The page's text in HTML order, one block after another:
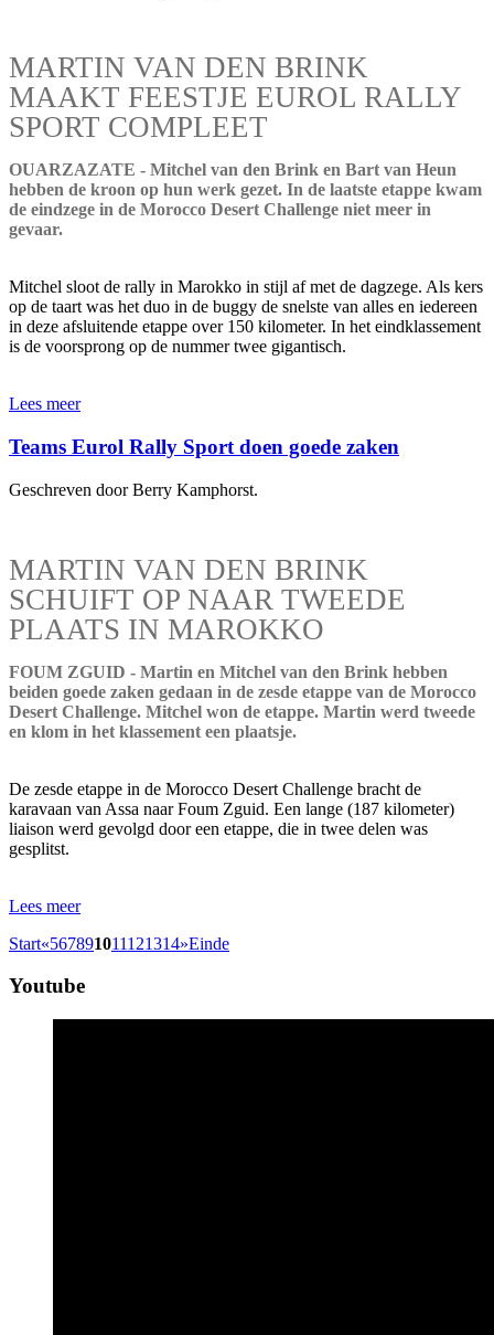
MARTIN VAN DEN BRINK
MAAKT FEESTJE EUROL RALLY
SPORT COMPLEET
OUARZAZATE - Mitchel van den Brink en Bart van Heun
hebben de kroon op hun werk gezet. In de laatste etappe kwam
de eindzege in de Morocco Desert Challenge niet meer in
gevaar.
Mitchel sloot de rally in Marokko in stijl af met de dagzege. Als kers
op de taart was het duo in de buggy de snelste van alles en iedereen
in deze afsluitende etappe over 150 kilometer. In het eindklassement
is de voorsprong op de nummer twee gigantisch.
Lees meer
Teams Eurol Rally Sport doen goede zaken
Geschreven door Berry Kamphorst.
MARTIN VAN DEN BRINK
SCHUIFT OP NAAR TWEEDE
PLAATS IN MAROKKO
FOUM ZGUID - Martin en Mitchel van den Brink hebben
beiden goede zaken gedaan in de zesde etappe van de Morocco
Desert Challenge. Mitchel won de etappe. Martin werd tweede
en klom in het klassement een plaatsje.
De zesde etappe in de Morocco Desert Challenge bracht de
karavaan van Assa naar Foum Zguid. Een lange (187 kilometer)
liaison werd gevolgd door een etappe, die in twee delen was
gesplitst.
Lees meer
Start«567891011121314»Einde
Youtube